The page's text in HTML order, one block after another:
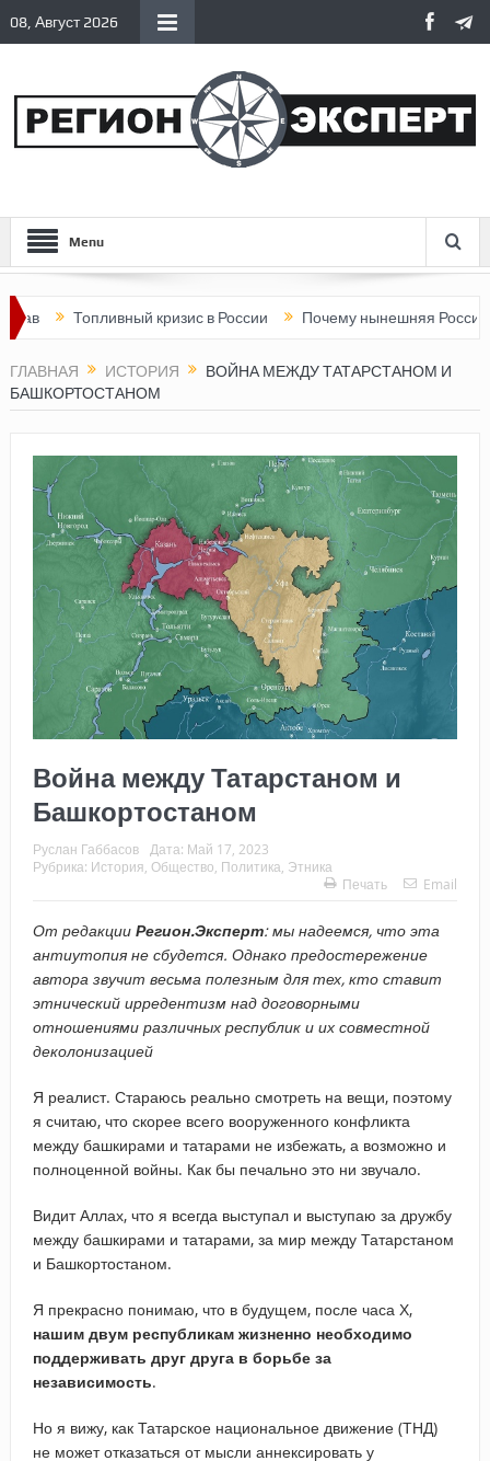
08, Август 2026
Menu
Топливный кризис в России Почему нынешняя Россия стала
ГЛАВНАЯ ИСТОРИЯ
ВОЙНА МЕЖДУ ТАТАРСТАНОМ И
БАШКОРТОСТАНОМ
Война между Татарстаном и
Башкортостаном
Руслан Габбасов Дата: Май 17, 2023
Рубрика: История Общество Политика Этника
Печать
Email
От редакции Регион.Эксперт: мы надеемся, что эта
антиутопия не сбудется. Однако предостережение
автора звучит весьма полезным для тех, кто ставит
этнический ирредентизм над договорными
отношениями различных республик и их совместной
деколонизацией
Я реалист. Стараюсь реально смотреть на вещи, поэтому
я считаю, что скорее всего вооруженного конфликта
между башкирами и татарами не избежать, а возможно и
полноценной войны. Как бы печально это ни звучало.
Видит Аллах, что я всегда выступал и выступаю за дружбу
между башкирами и татарами, за мир между Татарстаном
и Башкортостаном.
Я прекрасно понимаю, что в будущем, после часа Х,
нашим двум республикам жизненно необходимо
поддерживать друг друга в борьбе за
независимость.
Но я вижу, как Татарское национальное движение (ТНД)
не может отказаться от мысли аннексировать у